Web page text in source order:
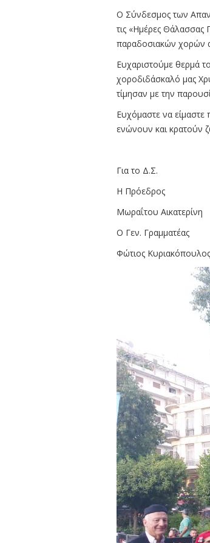
Ο Σύνδεσμος των
τις «Ημέρες Θάλασσας
παραδοσιακών χορών
Ευχαριστούμε θερμά
χοροδιδάσκαλό μας
τίμησαν με την
Ευχόμαστε να είμαστε
ενώνουν και κρατούν
Για το Δ.Σ.
Η Πρόεδρος
Μωραΐτου Αικατερίνη
Ο Γεν. Γραμματέας
Φώτιος Κυριακόπουλος